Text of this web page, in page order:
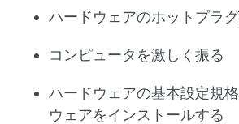
ハードウェアのホットプラ
コンピュータを激しく振る
ハードウェアの基本設定規
ウェアをインストールする